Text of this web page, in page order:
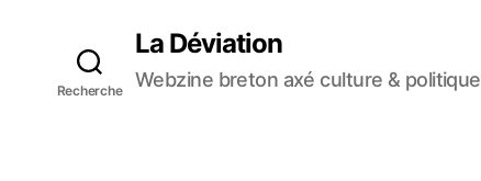
Recherche
La Déviation
Webzine breton axé culture & politique